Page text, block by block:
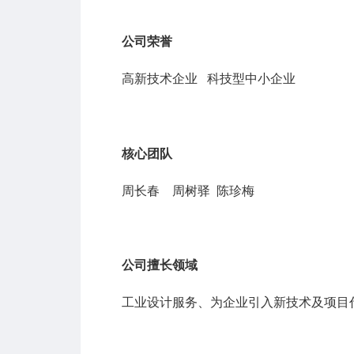
公司荣誉
高新技术企业 科技型中小企业
核心团队
周长春 周树驿 陈珍梅
公司擅长领域
工业设计服务、为企业引入新技术及项目